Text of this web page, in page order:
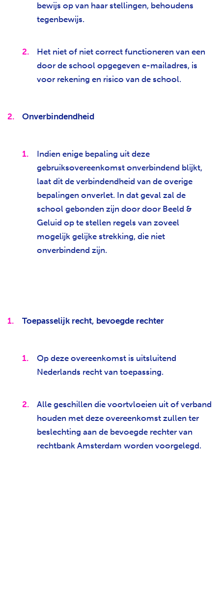
bewijs op van haar stellingen, behoudens
tegenbewijs.
Het niet of niet correct functioneren van een
door de school opgegeven e-mailadres, is
voor rekening en risico van de school.
Onverbindendheid
Indien enige bepaling uit deze
gebruiksovereenkomst onverbindend blijkt,
laat dit de verbindendheid van de overige
bepalingen onverlet. In dat geval zal de
school gebonden zijn door door Beeld &
Geluid op te stellen regels van zoveel
mogelijk gelijke strekking, die niet
onverbindend zijn.
Toepasselijk recht, bevoegde rechter
Op deze overeenkomst is uitsluitend
Nederlands recht van toepassing.
Alle geschillen die voortvloeien uit of verband
houden met deze overeenkomst zullen ter
beslechting aan de bevoegde rechter van
rechtbank Amsterdam worden voorgelegd.